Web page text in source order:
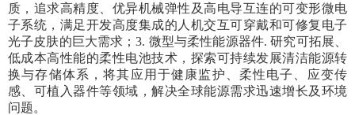
质，追求高精度、优异机械弹性及高电导互连的可变形微电
子系统，满足开发高度集成的人机交互可穿戴和可修复电子
光子皮肤的巨大需求；3. 微型与柔性能源器件.研究可拓展、
低成本高性能的柔性电池技术，探索可持续发展清洁能源转
换与存储体系，将其应用于健康监护、柔性电子、应变传
感、可植入器件等领域，解决全球能源需求迅速增长及环境
问题。